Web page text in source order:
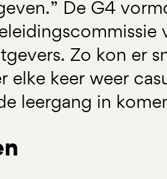
De G4
Zo kon er
elke keer weer
leergang in